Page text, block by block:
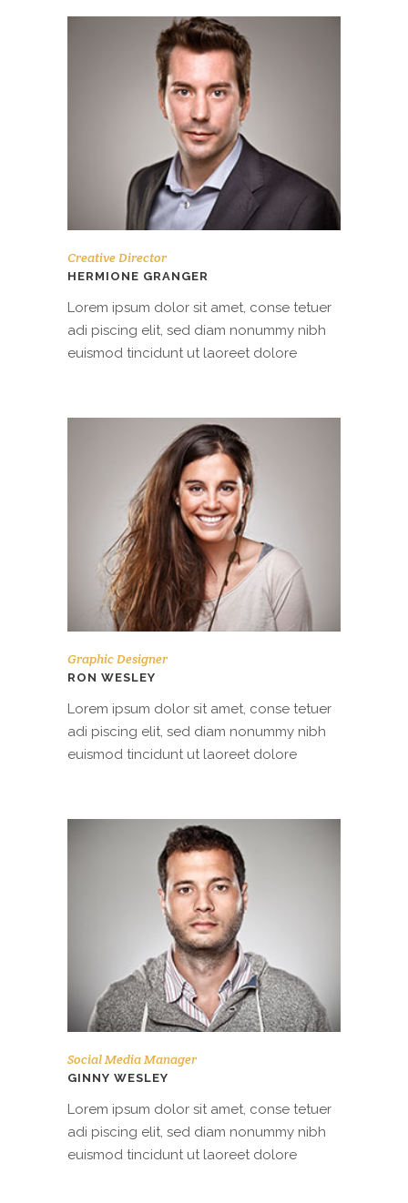
Creative Director
HERMIONE GRANGER
Lorem ipsum dolor sit amet, conse tetuer
adi piscing elit, sed diam nonummy nibh
euismod tincidunt ut laoreet dolore
Graphic Designer
RON WESLEY
Lorem ipsum dolor sit amet, conse tetuer
adi piscing elit, sed diam nonummy nibh
euismod tincidunt ut laoreet dolore
Social Media Manager
GINNY WESLEY
Lorem ipsum dolor sit amet, conse tetuer
adi piscing elit, sed diam nonummy nibh
euismod tincidunt ut laoreet dolore